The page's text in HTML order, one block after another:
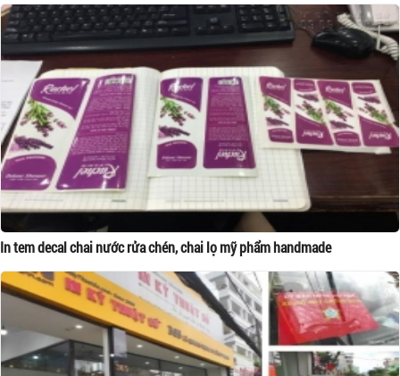
In tem decal chai nước rửa chén, chai lọ mỹ phẩm handmade